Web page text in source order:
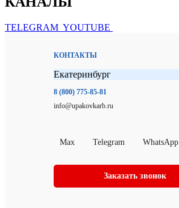
TELEGRAM YOUTUBE
КОНТАКТЫ
Екатеринбург
8 (800) 775-85-81
info@upakovkarb.ru
Max Telegram WhatsApp
Заказать звонок